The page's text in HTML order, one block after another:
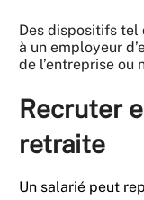
Des dispositifs
à un employeur
de l’entreprise ou
Recruter
retraite
Un salarié peut